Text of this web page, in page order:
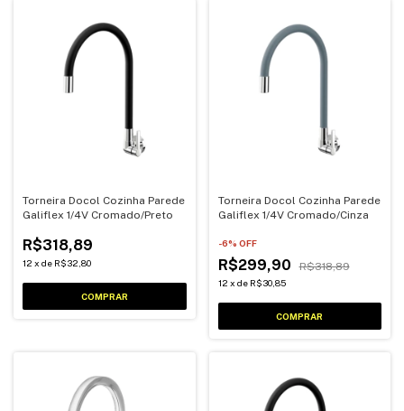
Torneira Docol Cozinha Parede
Galiflex 1/4V Cromado/Preto
R$318,89
12 x de R$32,80
Torneira Docol Cozinha Parede
Galiflex 1/4V Cromado/Cinza
-6% OFF
R$299,90 R$318,89
12 x de R$30,85